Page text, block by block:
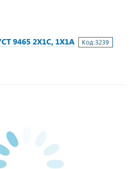
9465 2Х1С, 1Х1А Код:3239